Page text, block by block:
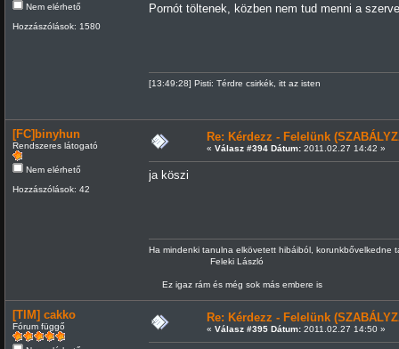
Nem elérhető
Hozzászólások: 1580
Pornót töltenek, közben nem tud menni a
[13:49:28] Pisti: Térdre csirkék, itt az isten
[FC]binyhun
Rendszeres látogató
Nem elérhető
Hozzászólások: 42
Re: Kérdezz - Felelünk
« Válasz #394 Dátum:2011.02.27 14:42 »
ja köszi
Ha mindenki tanulna elkövetett hibáiból, korunkbővelkedne
Feleki László
Ez igaz rám és még sok más embere is
[TIM] cakko
Fórum függő
Re: Kérdezz - Felelünk
« Válasz #395 Dátum:2011.02.27 14:50 »